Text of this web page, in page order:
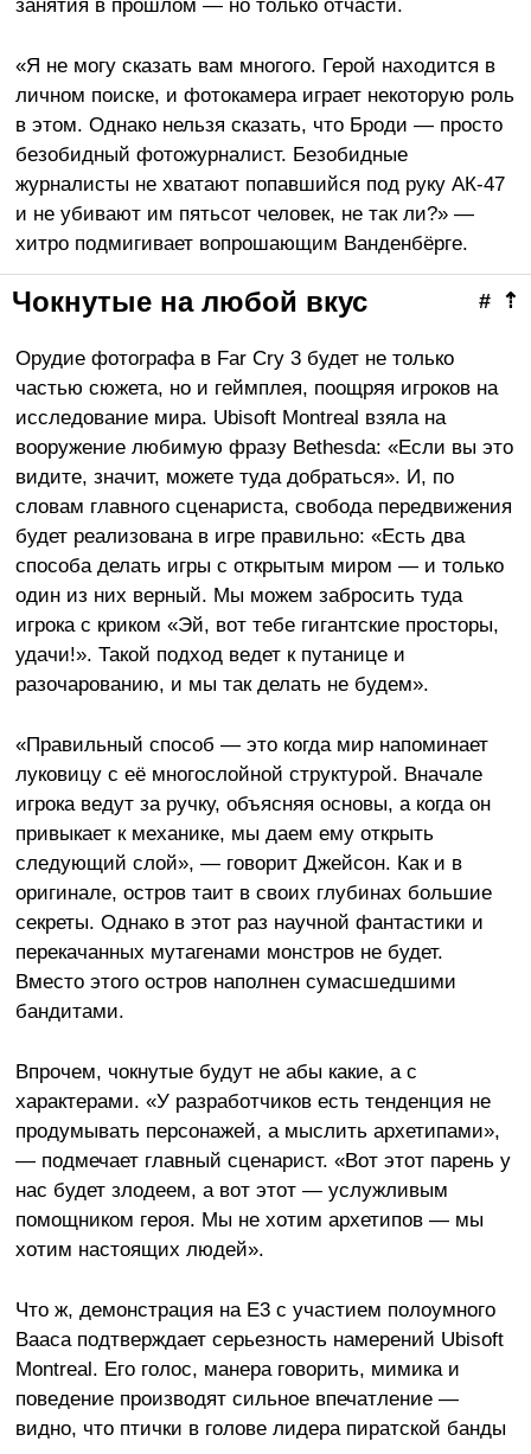
занятия в прошлом — но только отчасти.
«Я не могу сказать вам многого. Герой находится в
личном поиске, и фотокамера играет некоторую роль
в этом. Однако нельзя сказать, что Броди — просто
безобидный фотожурналист. Безобидные
журналисты не хватают попавшийся под руку АК-47
и не убивают им пятьсот человек, не так ли?» —
хитро подмигивает вопрошающим Ванденбёрге.
⇡
#
Чокнутые на любой вкус
Орудие фотографа в Far Cry 3 будет не только
частью сюжета, но и геймплея, поощряя игроков на
исследование мира. Ubisoft Montreal взяла на
вооружение любимую фразу Bethesda: «Если вы это
видите, значит, можете туда добраться». И, по
словам главного сценариста, свобода передвижения
будет реализована в игре правильно: «Есть два
способа делать игры с открытым миром — и только
один из них верный. Мы можем забросить туда
игрока с криком «Эй, вот тебе гигантские просторы,
удачи!». Такой подход ведет к путанице и
разочарованию, и мы так делать не будем».
«Правильный способ — это когда мир напоминает
луковицу с её многослойной структурой. Вначале
игрока ведут за ручку, объясняя основы, а когда он
привыкает к механике, мы даем ему открыть
следующий слой», — говорит Джейсон. Как и в
оригинале, остров таит в своих глубинах большие
секреты. Однако в этот раз научной фантастики и
перекачанных мутагенами монстров не будет.
Вместо этого остров наполнен сумасшедшими
бандитами.
Впрочем, чокнутые будут не абы какие, а с
характерами. «У разработчиков есть тенденция не
продумывать персонажей, а мыслить архетипами»,
— подмечает главный сценарист. «Вот этот парень у
нас будет злодеем, а вот этот — услужливым
помощником героя. Мы не хотим архетипов — мы
хотим настоящих людей».
Что ж, демонстрация на E3 с участием полоумного
Вааса подтверждает серьезность намерений Ubisoft
Montreal. Его голос, манера говорить, мимика и
поведение производят сильное впечатление —
видно, что птички в голове лидера пиратской банды